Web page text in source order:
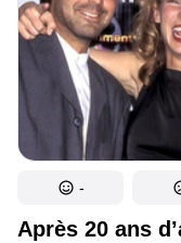
Après 20 ans
-